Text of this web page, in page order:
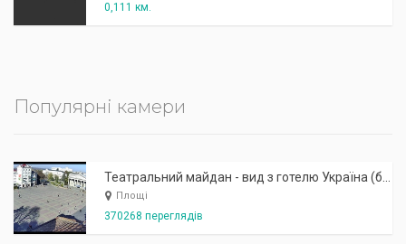
0,111 км.
Популярні камери
Площі
370268 переглядів